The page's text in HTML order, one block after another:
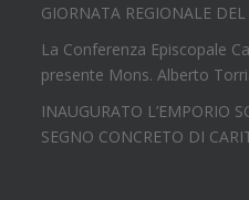
GIORNATA REGIONALE
La Conferenza Episcopale
presente Mons. Alberto
INAUGURATO L’EMPORIO
SEGNO CONCRETO DI